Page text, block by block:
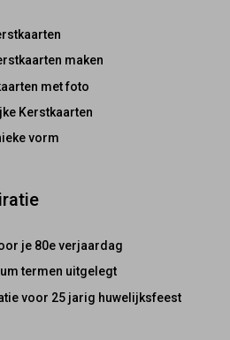
maken
met foto
Kerstkaarten
vorm
je 80e verjaardag
termen uitgelegt
voor 25 jarig huwelijksfeest